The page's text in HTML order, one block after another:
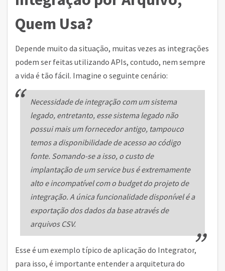
Quem Usa?
Depende muito da situação, muitas vezes as integrações
podem ser feitas utilizando APIs, contudo, nem sempre
a vida é tão fácil. Imagine o seguinte cenário:
Necessidade de integração com um sistema
legado, entretanto, esse sistema legado não
possui mais um fornecedor antigo, tampouco
temos a disponibilidade de acesso ao código
fonte. Somando-se a isso, o custo de
implantação de um service bus é extremamente
alto e incompatível com o budget do projeto de
integração. A única funcionalidade disponível é a
exportação dos dados da base através de
arquivos CSV.
Esse é um exemplo típico de aplicação do Integrator,
para isso, é importante entender a arquitetura do